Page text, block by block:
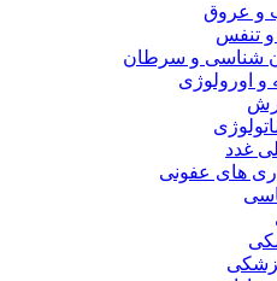
و عروق
و تنفس
شناسی و سرطان
و اورولوژی
غدد
های عفونی